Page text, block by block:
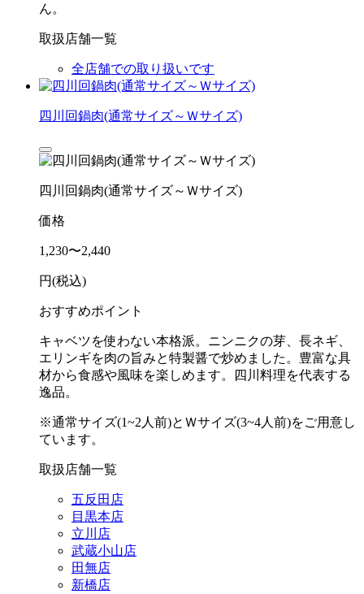
ん。
取扱店舗一覧
全店舗での取り扱いです
四川回鍋肉(通常サイズ～Ｗサイズ)
四川回鍋肉(通常サイズ～Ｗサイズ)
価格
1,230〜2,440
円(税込)
おすすめポイント
キャベツを使わない本格派。ニンニクの芽、長ネギ、
エリンギを肉の旨みと特製醤で炒めました。豊富な具
材から食感や風味を楽しめます。四川料理を代表する
逸品。
※通常サイズ(1~2人前)とＷサイズ(3~4人前)をご用意し
ています。
取扱店舗一覧
五反田店
目黒本店
立川店
武蔵小山店
田無店
新橋店